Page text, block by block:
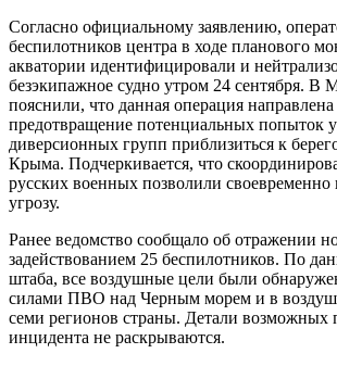
Согласно официальному заявлению,
беспилотников центра в ходе планового
акватории идентифицировали и
безэкипажное судно утром 24 сентября. В
пояснили, что данная операция направлена
предотвращение потенциальных попыток
диверсионных групп приблизиться к
Крыма. Подчеркивается, что
русских военных позволили своевременно
угрозу.
Ранее ведомство сообщало об отражении
задействованием 25 беспилотников. По
штаба, все воздушные цели были
силами ПВО над Черным морем и в
семи регионов страны. Детали возможных
инцидента не раскрываются.